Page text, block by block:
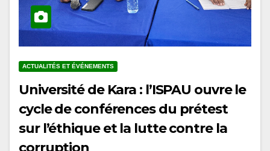
Université de Kara : l’ISPAU ouvre le
cycle de conférences du prétest
sur l’éthique et la lutte contre la
corruption